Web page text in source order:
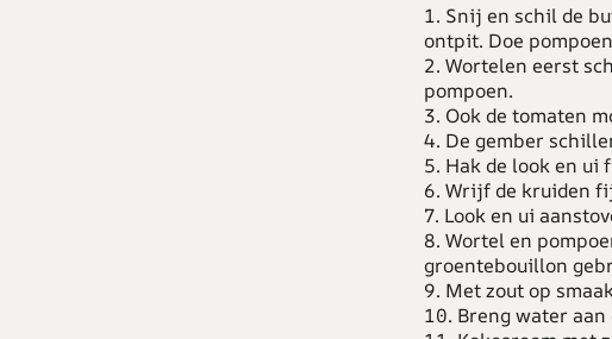
1. Snij en schil de
ontpit. Doe
2. Wortelen eerst
pompoen.
3. Ook de tomaten
4. De gember
5. Hak de look en ui
6. Wrijf de kruiden
7. Look en ui
8. Wortel en
groentebouillon
9. Met zout op
10. Breng water